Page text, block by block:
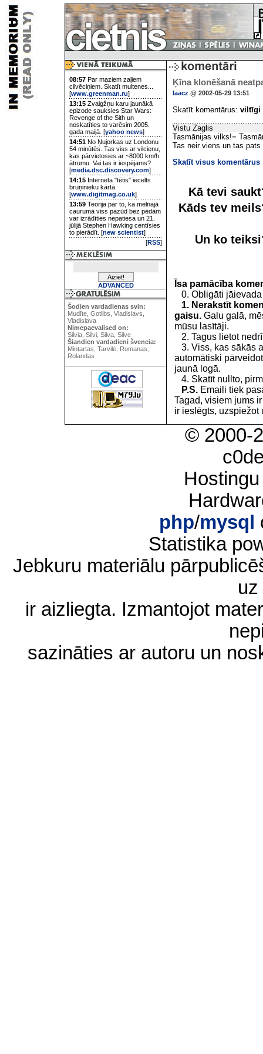
08:57 Par maziem zaļiem
cilvēciņiem. Skatīt multenes...
[www.greenman.ru]
13:15 Zvaigžņu karu jaunākā
epizode sauksies Star Wars:
Revenge of the Sith un
noskatīties to varēsim 2005.
gada maijā. [yahoo news]
14:51 No Ņujorkas uz Londonu
54 minūtēs. Tas viss ar vilcienu,
kas pārvietosies ar ~8000 km/h
ātrumu. Vai tas ir iespējams?
[media.dsc.discovery.com]
14:15 Interneta "tētis" iecelts
bruņinieku kārtā.
[www.digitmag.co.uk]
13:59 Teorija par to, ka melnajā
caurumā viss pazūd bez pēdām
var izrādīties nepatiesa un 21.
jūlijā Stephen Hawking centīsies
to pierādīt. [new scientist]
[RSS]
ADVANCED
Šodien vardadienas svin:
Mudīte, Gotlibs, Vladislavs,
Vladislava
Nimepaevalised on:
Silvia, Silvi, Silva, Silve
Šiandien vardadieni švencia:
Mintartas, Tarvilė, Romanas,
Rolandas
Ķīna klonēšanā
laacz @ 2002-05-29 13:51
Skatīt komentārus: viltīgi
Vistu Zaglis
Tasmānijas vilks!=
Tas neir viens un tas
Skatīt visus komentārus
Kā tevi
Kāds tev
Un ko
Īsa pamācība
0. Obligāti jāievada
1. Nerakstīt
gaisu. Galu galā,
mūsu lasītāji.
2. Tagus lietot
3. Viss, kas sākās
automātiski
jaunā logā.
4. Skatīt nullto,
P.S. Emaili tiek
Tagad, visiem jums
ir ieslēgts, uzspiežot
© 2000-
php/mysql
Statistika
Jebkuru materiālu
ir aizliegta. Izmantojot
sazināties ar autoru un